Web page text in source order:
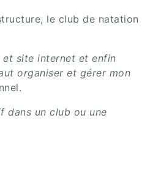
le club de natation
et site internet et enfin
organiser et gérer mon
dans un club ou une